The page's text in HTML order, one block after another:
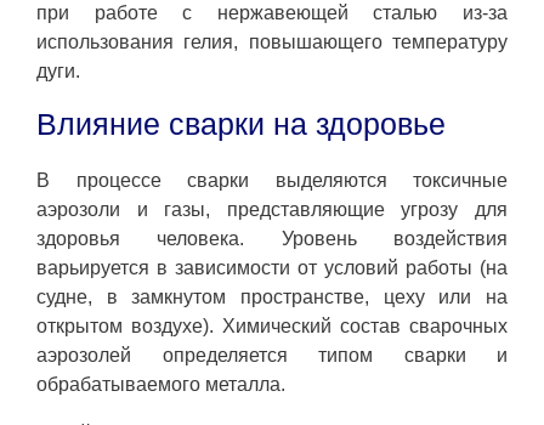
при работе с нержавеющей сталью из-за
использования гелия, повышающего температуру
дуги.
Влияние сварки на здоровье
В процессе сварки выделяются токсичные
аэрозоли и газы, представляющие угрозу для
здоровья человека. Уровень воздействия
варьируется в зависимости от условий работы (на
судне, в замкнутом пространстве, цеху или на
открытом воздухе). Химический состав сварочных
аэрозолей определяется типом сварки и
обрабатываемого металла.